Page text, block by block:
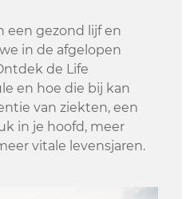
een gezond lijf en
in de afgelopen
de Life
en hoe die bij kan
van ziekten, een
in je hoofd, meer
vitale levensjaren.